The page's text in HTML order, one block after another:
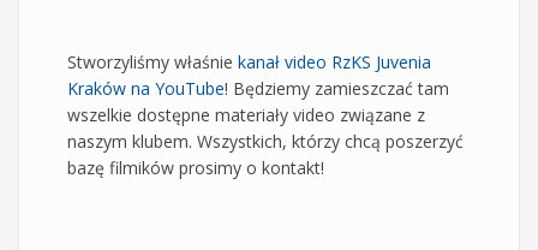
Stworzyliśmy właśnie kanał video RzKS Juvenia
Kraków na YouTube! Będziemy zamieszczać tam
wszelkie dostępne materiały video związane z
naszym klubem. Wszystkich, którzy chcą poszerzyć
bazę filmików prosimy o kontakt!